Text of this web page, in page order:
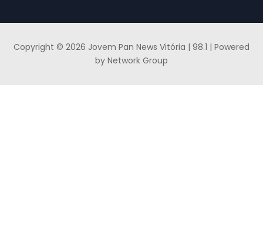
Copyright © 2026 Jovem Pan News Vitória | 98.1 | Powered
by Network Group